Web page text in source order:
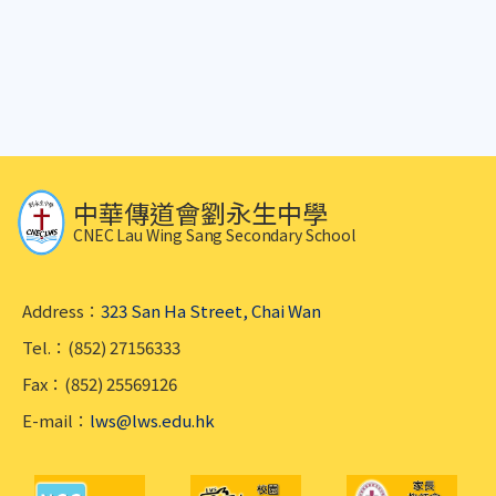
中華傳道會劉永生中學
CNEC Lau Wing Sang Secondary School
Address： 323 San Ha Street, Chai Wan
Tel.：(852) 27156333
Fax：(852) 25569126
E-mail： lws@lws.edu.hk